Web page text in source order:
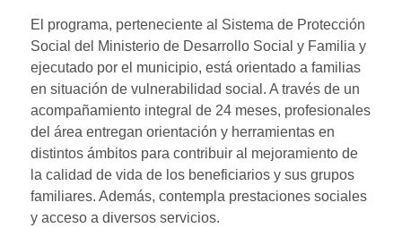
El programa, perteneciente al Sistema de Protección
Social del Ministerio de Desarrollo Social y Familia y
ejecutado por el municipio, está orientado a familias
en situación de vulnerabilidad social. A través de un
acompañamiento integral de 24 meses, profesionales
del área entregan orientación y herramientas en
distintos ámbitos para contribuir al mejoramiento de
la calidad de vida de los beneficiarios y sus grupos
familiares. Además, contempla prestaciones sociales
y acceso a diversos servicios.